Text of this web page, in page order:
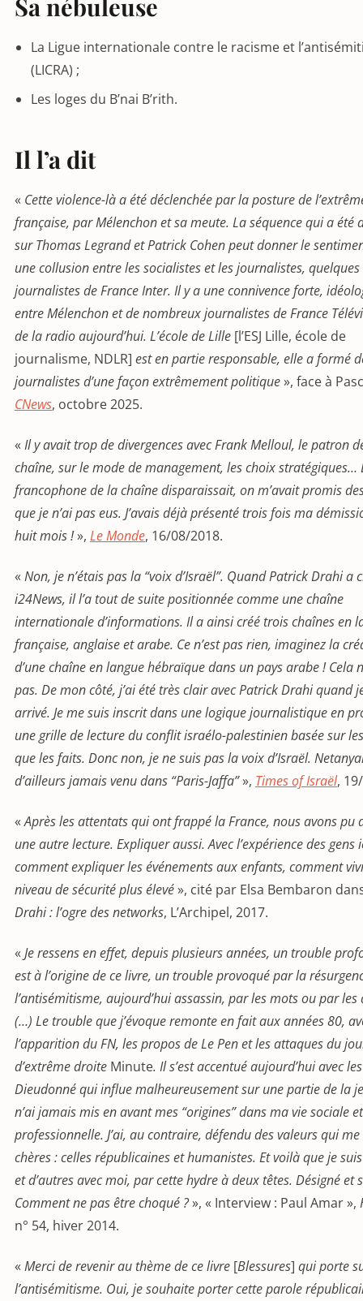
Sa nébuleuse
La Ligue internationale contre le racisme et
(LICRA) ;
Les loges du B’nai B’rith.
Il l’a dit
« Cette violence-là a été déclenchée par la posture de
française, par Mélenchon et sa meute. La séquence qui a été
sur Thomas Legrand et Patrick Cohen peut donner le
une collusion entre les socialistes et les journalistes, quelques
journalistes de France Inter. Il y a une connivence forte,
entre Mélenchon et de nombreux journalistes de France
de la radio aujourd’hui. L’école de Lille [l’ESJ Lille, école de
journalisme, NDLR] est en partie responsable, elle a formé
journalistes d’une façon extrêmement politique», face à
CNews, octobre 2025.
« Il y avait trop de divergences avec Frank Melloul, le patron
chaîne, sur le mode de management, les choix stratégiques…
francophone de la chaîne disparaissait, on m’avait promis
que je n’ai pas eus. J’avais déjà présenté trois fois ma
huit mois !», Le Monde, 16/08/2018.
« Non, je n’étais pas la “voix d’Israël”. Quand Patrick Drahi a
i24News, il l’a tout de suite positionnée comme une chaîne
internationale d’informations. Il a ainsi créé trois chaînes en
française, anglaise et arabe. Ce n’est pas rien, imaginez la
d’une chaîne en langue hébraïque dans un pays arabe ! Cela
pas. De mon côté, j’ai été très clair avec Patrick Drahi quand
arrivé. Je me suis inscrit dans une logique journalistique en
une grille de lecture du conflit israélo-palestinien basée sur
que les faits. Donc non, je ne suis pas la voix d’Israël.
d’ailleurs jamais venu dans “Paris-Jaffa”», Times of Israël,
«Après les attentats qui ont frappé la France, nous avons pu
une autre lecture. Expliquer aussi. Avec l’expérience des gens
comment expliquer les événements aux enfants, comment
niveau de sécurité plus élevé», cité par Elsa Bembaron
Drahi : l’ogre des networks, L’Archipel, 2017.
« Je ressens en effet, depuis plusieurs années, un trouble
est à l’origine de ce livre, un trouble provoqué par la
l’antisémitisme, aujourd’hui assassin, par les mots ou par les
(…) Le trouble que j’évoque remonte en fait aux années 80,
l’apparition du FN, les propos de Le Pen et les attaques du
d’extrême droite Minute. Il s’est accentué aujourd’hui avec
Dieudonné qui influe malheureusement sur une partie de la
n’ai jamais mis en avant mes “origines” dans ma vie sociale et
professionnelle. J’ai, au contraire, défendu des valeurs qui
chères : celles républicaines et humanistes. Et voilà que je
et d’autres avec moi, par cette hydre à deux têtes. Désigné et
Comment ne pas être choqué ?», « Interview : Paul Amar »,
n° 54, hiver 2014.
« Merci de revenir au thème de ce livre [Blessures] qui porte
l’antisémitisme. Oui, je souhaite porter cette parole